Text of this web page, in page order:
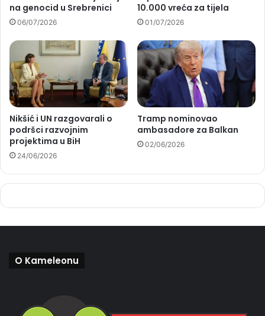
na genocid u Srebrenici
06/07/2026
10.000 vreća za tijela
01/07/2026
Nikšić i UN razgovarali o
podršci razvojnim
projektima u BiH
24/06/2026
Tramp nominovao
ambasadore za Balkan
02/06/2026
O Kameleonu